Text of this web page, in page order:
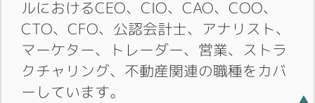
ルにおけるCEO、CIO、CAO、COO、
CTO、CFO、公認会計士、アナリスト、
マーケター、トレーダー、営業、ストラ
クチャリング、不動産関連の職種をカバ
ーしています。